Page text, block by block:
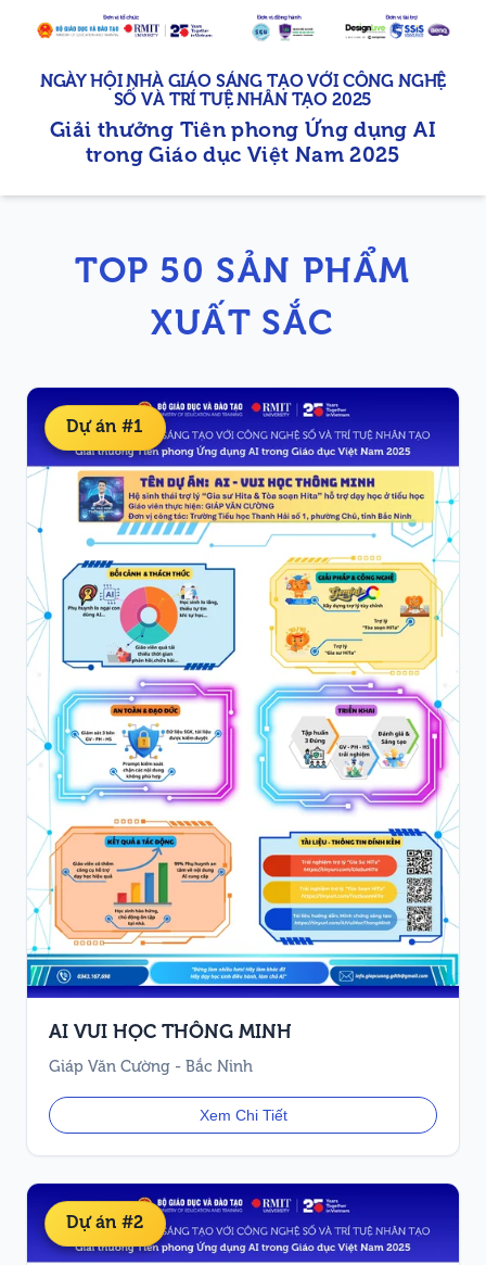
NGÀY HỘI NHÀ GIÁO SÁNG TẠO VỚI CÔNG NGHỆ
SỐ VÀ TRÍ TUỆ NHÂN TẠO 2025
Giải thưởng Tiên phong Ứng dụng AI
trong Giáo dục Việt Nam 2025
TOP 50 SẢN PHẨM
XUẤT SẮC
Dự án #1
AI VUI HỌC THÔNG MINH
Giáp Văn Cường - Bắc Ninh
Xem Chi Tiết
Dự án #2